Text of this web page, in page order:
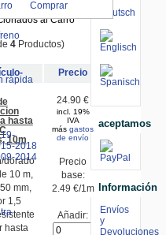
Comprar
rápida
2018
2014
4Productos)
Precio
hasta
10m
dorado
10 m,
mm,
1,5
hasta
24.90 €
incl. 19%
IVA
másgastos
de envío
Precio
base:
2.49 €/1m
Añadir:
aceptamos
Información
Envíos
y
Devoluciones